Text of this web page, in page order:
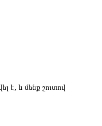
է, և մենք շուտով